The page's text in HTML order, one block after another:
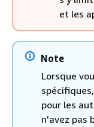
et les
Note
Lorsque
pour les
n'avez pas